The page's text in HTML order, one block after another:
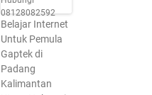
Belajar Internet
Untuk Pemula
Gaptek di
Padang
Kalimantan